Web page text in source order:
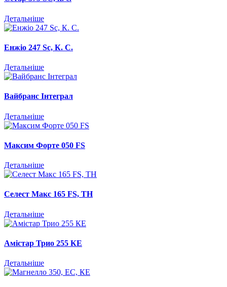
Детальніше
Енжіо 247 Sc, К. С.
Детальніше
Вайбранс Інтеграл
Детальніше
Максим Форте 050 FS
Детальніше
Селест Макс 165 FS, ТH
Детальніше
Амістар Трио 255 КЕ
Детальніше